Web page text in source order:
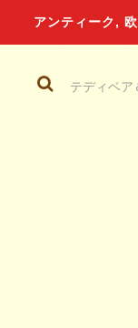
アンティーク,